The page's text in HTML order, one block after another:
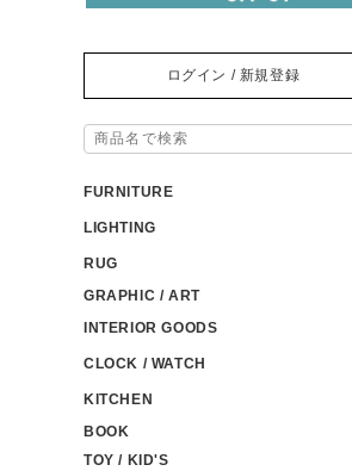
ログイン / 新規登録
FURNITURE
LIGHTING
RUG
GRAPHIC / ART
INTERIOR GOODS
CLOCK / WATCH
KITCHEN
BOOK
TOY / KID'S